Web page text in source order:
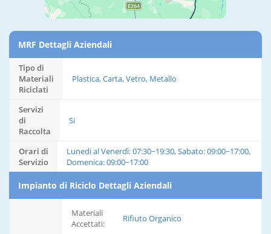
MRF Dettagli Aziendali
Tipo di
Materiali
Riciclati
Plastica, Carta, Vetro, Metallo
Servizi
di
Raccolta
Si
Orari di
Servizio
Lunedi al Venerdì: 07:30~19:30, Sabato: 09:00~17:00,
Domenica: 09:00~17:00
Impianto di Riciclo Dettagli Aziendali
Materiali
Accettati:
Rifiuto Organico